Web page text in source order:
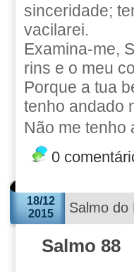
sinceridade;
vacilarei.
Examina-me,
rins e o meu
Porque a tua
tenho andado
Não me tenho
0
18/12
2015
Salmo do
Salmo 88